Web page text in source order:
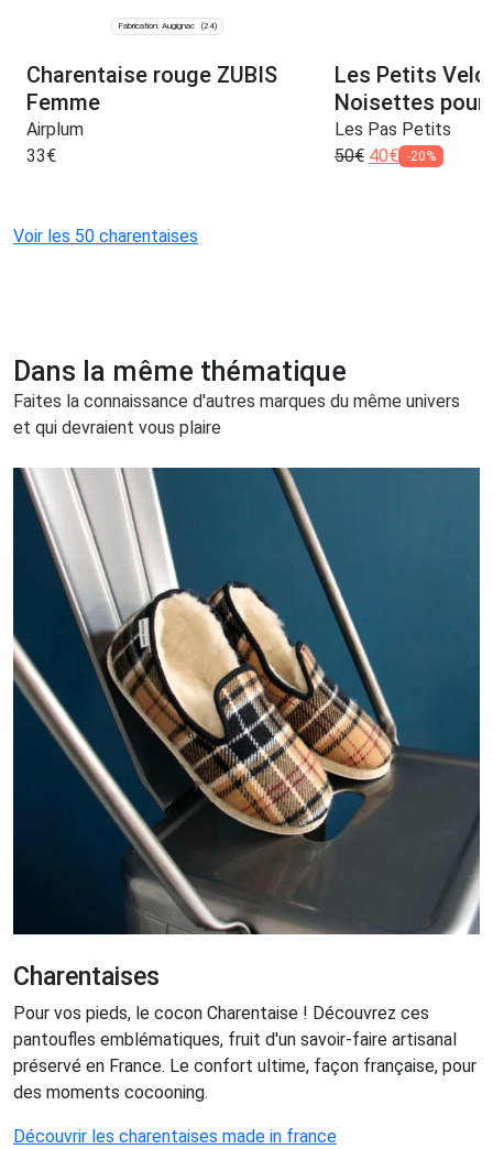
Fabrication: Augignac (24)
Charentaise rouge ZUBIS
Femme
Airplum
33€
Les Petits
Noisettes pour
Les Pas Petits
50€ 40€ -20%
Voir les 50 charentaises
Dans la même thématique
Faites la connaissance d'autres marques du même univers
et qui devraient vous plaire
Charentaises
Pour vos pieds, le cocon Charentaise ! Découvrez ces
pantoufles emblématiques, fruit d'un savoir-faire artisanal
préservé en France. Le confort ultime, façon française, pour
des moments cocooning.
Découvrir les charentaises made in france